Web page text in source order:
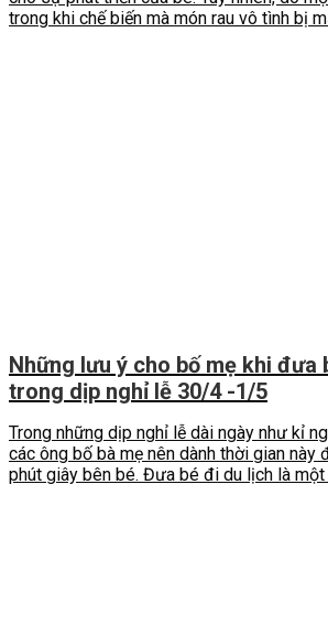
trong khi chế biến mà món rau vô tình bị
Những lưu ý cho bố mẹ khi đưa
trong dịp nghỉ lễ 30/4 -1/5
Trong những dịp nghỉ lễ dài ngày như kỉ
các ông bố bà mẹ nên dành thời gian này
phút giây bên bé. Đưa bé đi du lịch là một